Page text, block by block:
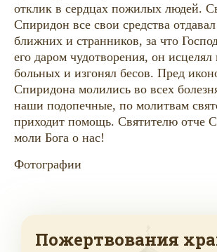
отклик в сердцах пожилых людей.
Спиридон все свои средства
ближних и странников, за что
его даром чудотворения, он исцелял
больных и изгонял бесов. Пред
Спиридона молились во всех
наши подопечные, по молитвам
приходит помощь. Святителю отче
моли Бога о нас!
Фотографии
Пожертвования